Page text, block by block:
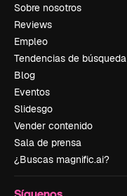
Sobre nosotros
Reviews
Empleo
Tendencias de búsqueda
Blog
Eventos
Slidesgo
Vender contenido
Sala de prensa
¿Buscas magnific.ai?